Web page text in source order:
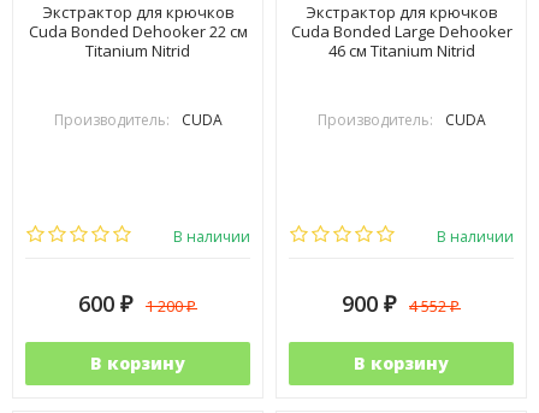
Экстрактор для крючков
Cuda Bonded Dehooker 22 см
Titanium Nitrid
Производитель: CUDA
В наличии
600 ₽ 1 200₽
В корзину
Экстрактор для крючков
Cuda Bonded Large Dehooker
46 см Titanium Nitrid
Производитель: CUDA
В наличии
900 ₽ 4 552₽
В корзину